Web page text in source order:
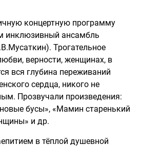
концертную программу
инклюзивный ансамбль
Трогательное
верности, женщинах, в
вся глубина переживаний
сердца, никого не
Прозвучали произведения:
бусы», «Мамин старенький
и др.
в тёплой душевной